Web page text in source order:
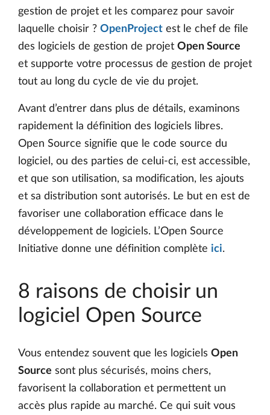
gestion de projet et les comparez pour savoir
laquelle choisir ? OpenProject est le chef de file
des logiciels de gestion de projet Open Source
et supporte votre processus de gestion de projet
tout au long du cycle de vie du projet.
Avant d’entrer dans plus de détails, examinons
rapidement la définition des logiciels libres.
Open Source signifie que le code source du
logiciel, ou des parties de celui-ci, est accessible,
et que son utilisation, sa modification, les ajouts
et sa distribution sont autorisés. Le but en est de
favoriser une collaboration efficace dans le
développement de logiciels. L’Open Source
Initiative donne une définition complète ici.
8 raisons de choisir un
logiciel Open Source
Vous entendez souvent que les logiciels Open
Source sont plus sécurisés, moins chers,
favorisent la collaboration et permettent un
accès plus rapide au marché. Ce qui suit vous